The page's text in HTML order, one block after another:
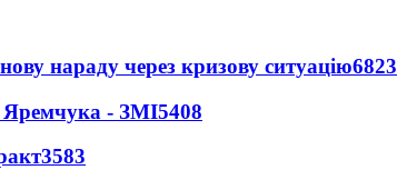
нараду через кризову ситуацію6823
Яремчука - ЗМІ5408
3583